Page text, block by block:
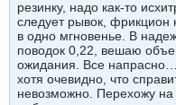
резинку, надо как-то
следует рывок, фрикцион
в одно мгновенье. В
поводок 0,22, вешаю
ожидания. Все
хотя очевидно, что
невозможно. Перехожу